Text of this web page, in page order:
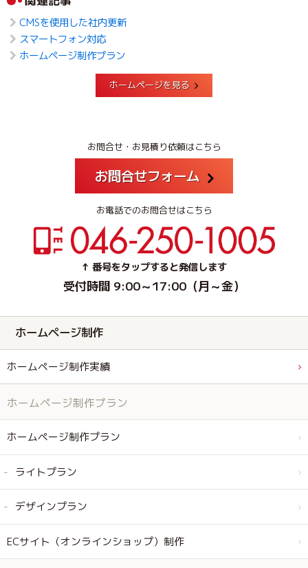
CMSを使用した社内更新
スマートフォン対応
ホームページ制作プラン
ホームページを見る
お問合せ・お見積り依頼はこちら
お問合せフォーム
お電話でのお問合せはこちら
↑ 番号をタップすると発信します
受付時間 9:00～17:00（月～金）
ホームページ制作
ホームページ制作実績
ホームページ制作プラン
ホームページ制作プラン
ライトプラン
デザインプラン
ECサイト（オンラインショップ）制作